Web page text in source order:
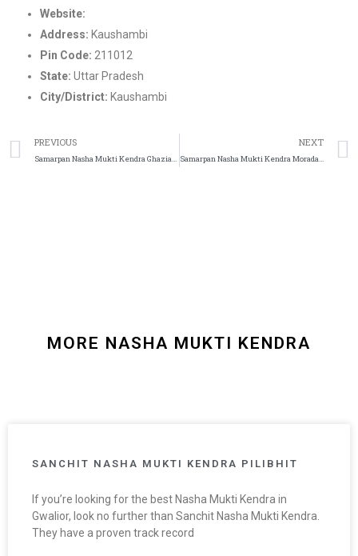
Website:
Address: Kaushambi
Pin Code: 211012
State: Uttar Pradesh
City/District: Kaushambi
PREVIOUS
Samarpan Nasha Mukti Kendra Ghaziabad
NEXT
Samarpan Nasha Mukti Kendra Moradabad
MORE NASHA MUKTI KENDRA
SANCHIT NASHA MUKTI KENDRA PILIBHIT
If you’re looking for the best Nasha Mukti Kendra in
Gwalior, look no further than Sanchit Nasha Mukti Kendra.
They have a proven track record